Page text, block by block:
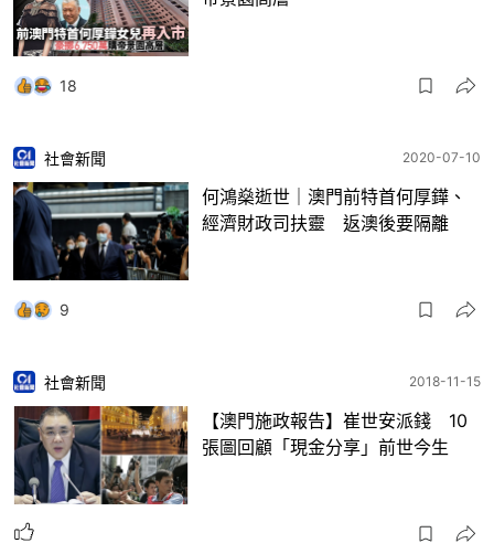
18
社會新聞 2020-07-10
何鴻燊逝世｜澳門前特首何厚鏵、
經濟財政司扶靈 返澳後要隔離
9
社會新聞 2018-11-15
【澳門施政報告】崔世安派錢 10
張圖回顧「現金分享」前世今生